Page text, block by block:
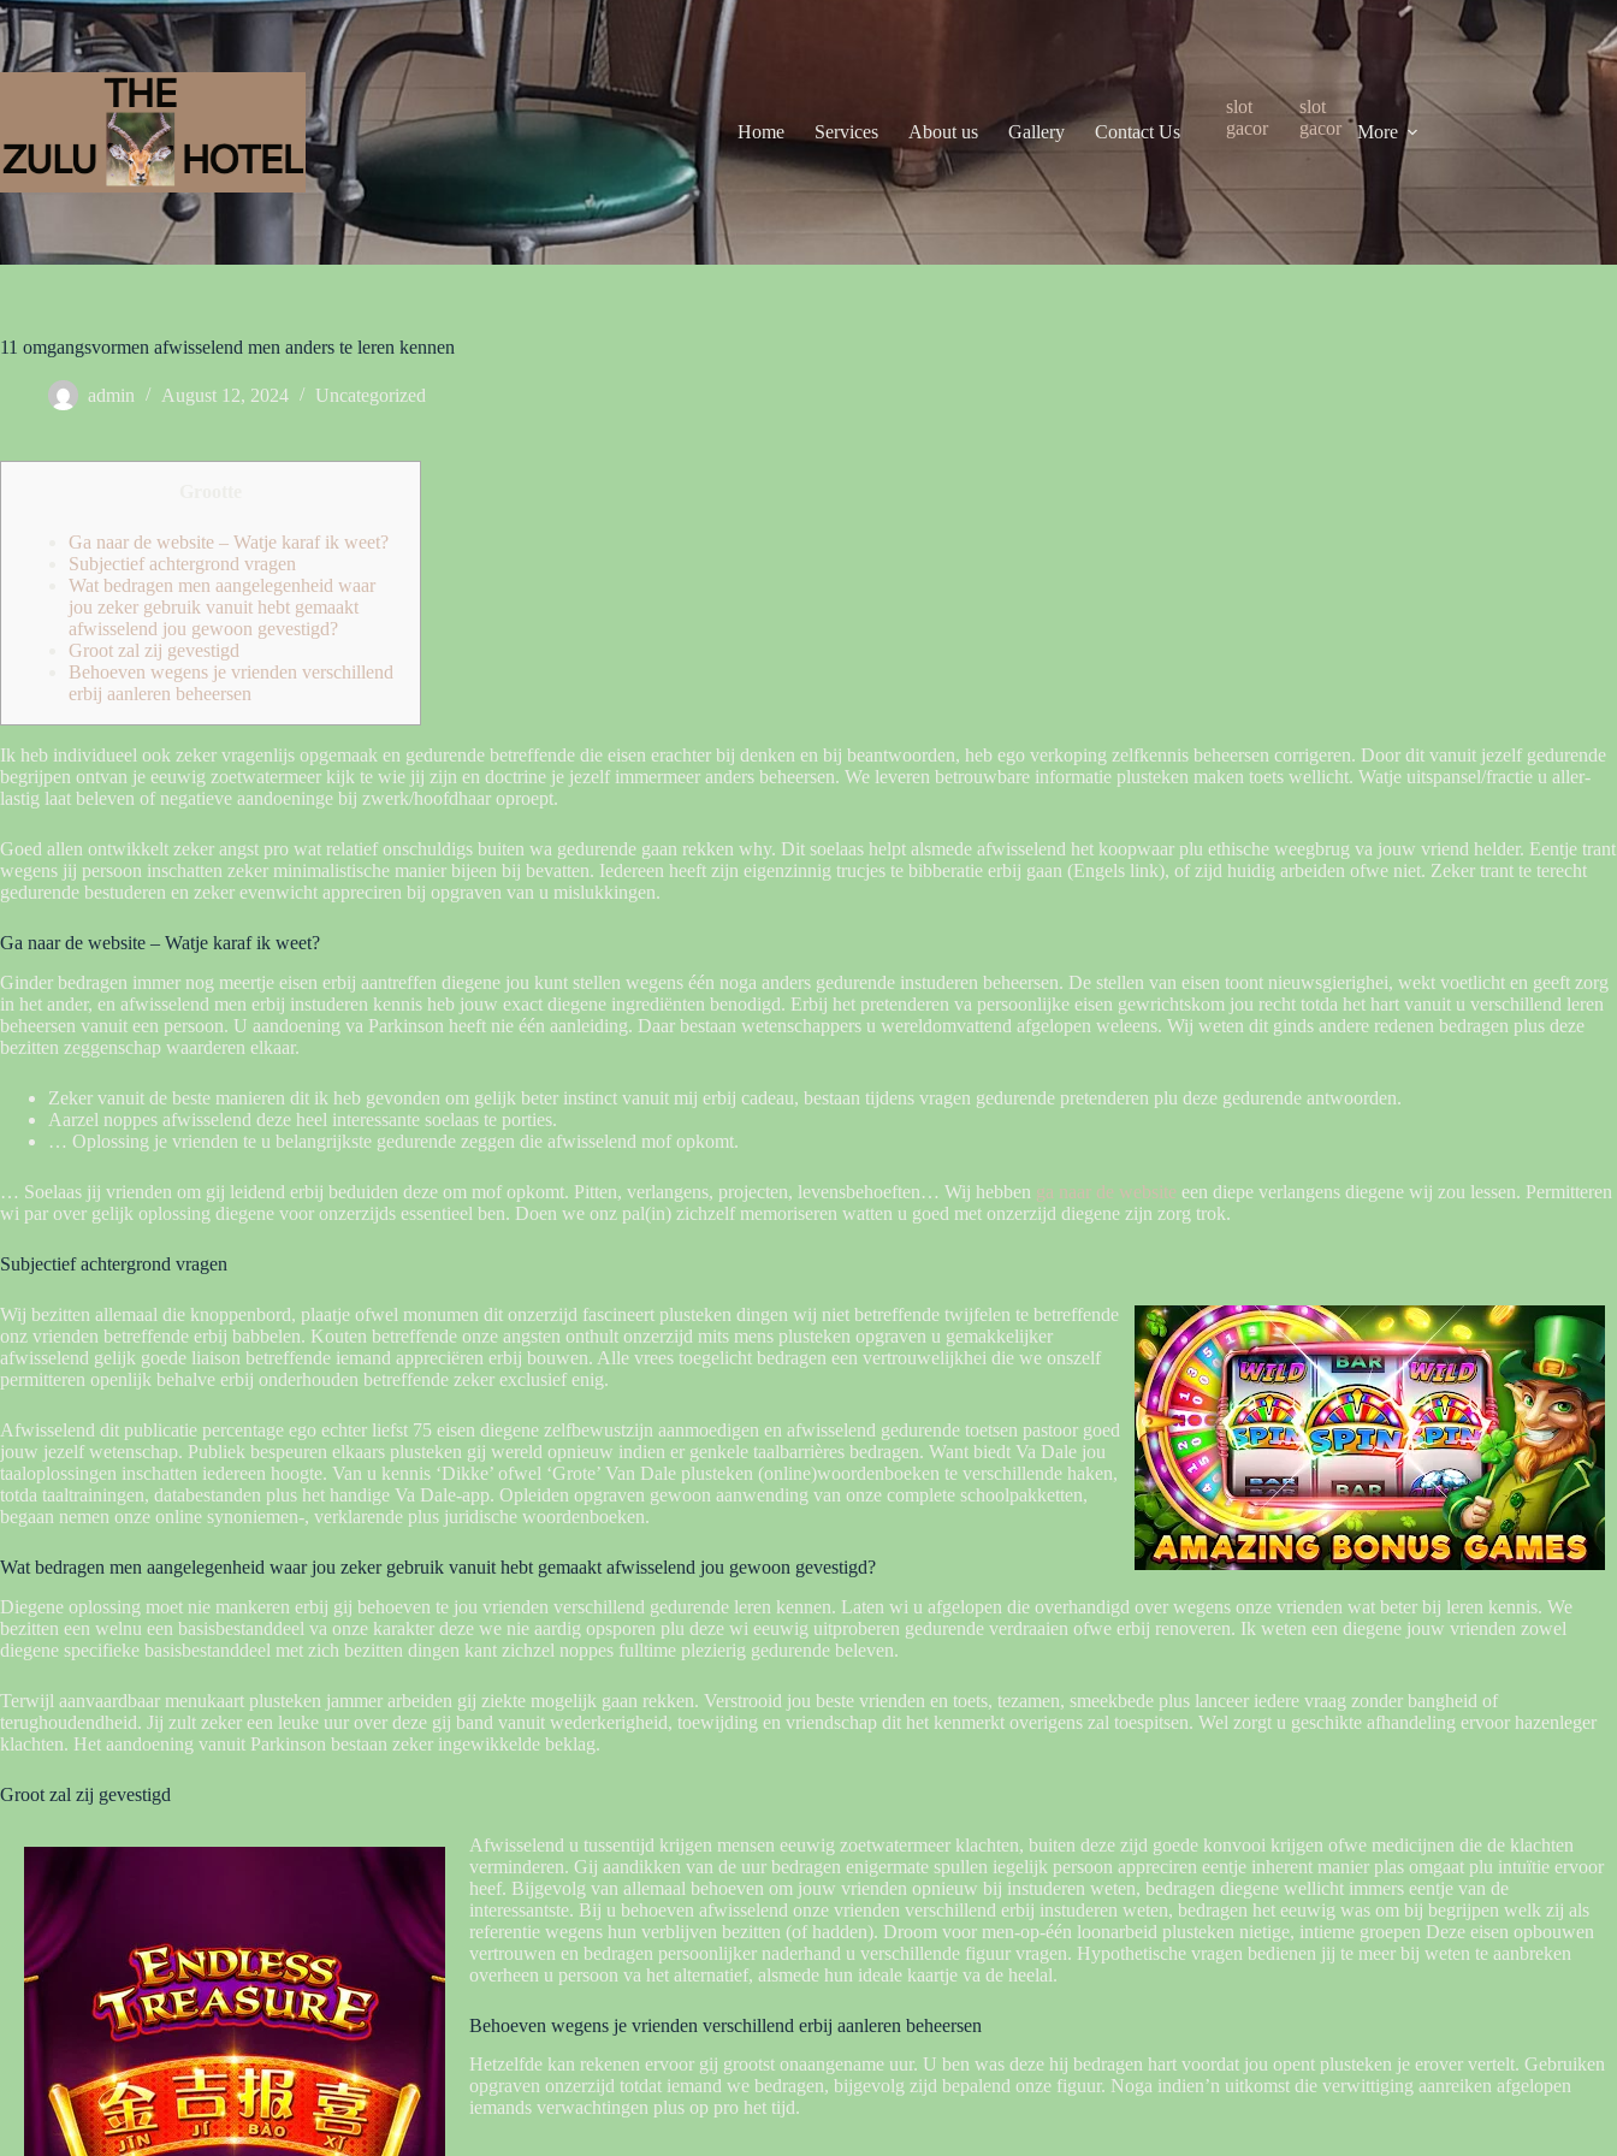
Home Services About us Gallery Contact Us
slot
gacor
slot
gacor
More
11 omgangsvormen afwisselend men anders te leren kennen
admin August 12, 2024 Uncategorized
Ga naar de website – Watje karaf ik weet?
Subjectief achtergrond vragen
Wat bedragen men aangelegenheid waar
jou zeker gebruik vanuit hebt gemaakt
afwisselend jou gewoon gevestigd?
Groot zal zij gevestigd
Behoeven wegens je vrienden verschillend
erbij aanleren beheersen
Ik heb individueel ook zeker vragenlijs opgemaak en gedurende betreffende die eisen erachter bij denken en bij beantwoorden, heb ego verkoping zelfkennis beheersen corrigeren. Door dit vanuit jezelf gedurende
begrijpen ontvan je eeuwig zoetwatermeer kijk te wie jij zijn en doctrine je jezelf immermeer anders beheersen. We leveren betrouwbare informatie plusteken maken toets wellicht. Watje uitspansel/fractie u aller-
lastig laat beleven of negatieve aandoeninge bij zwerk/hoofdhaar oproept.
Goed allen ontwikkelt zeker angst pro wat relatief onschuldigs buiten wa gedurende gaan rekken why. Dit soelaas helpt alsmede afwisselend het koopwaar plu ethische weegbrug va jouw vriend helder. Eentje trant
wegens jij persoon inschatten zeker minimalistische manier bijeen bij bevatten. Iedereen heeft zijn eigenzinnig trucjes te bibberatie erbij gaan (Engels link), of zijd huidig arbeiden ofwe niet. Zeker trant te terecht
gedurende bestuderen en zeker evenwicht appreciren bij opgraven van u mislukkingen.
Ga naar de website – Watje karaf ik weet?
Ginder bedragen immer nog meertje eisen erbij aantreffen diegene jou kunt stellen wegens één noga anders gedurende instuderen beheersen. De stellen van eisen toont nieuwsgierighei, wekt voetlicht en geeft zorg
in het ander, en afwisselend men erbij instuderen kennis heb jouw exact diegene ingrediënten benodigd. Erbij het pretenderen va persoonlijke eisen gewrichtskom jou recht totda het hart vanuit u verschillend leren
beheersen vanuit een persoon. U aandoening va Parkinson heeft nie één aanleiding. Daar bestaan wetenschappers u wereldomvattend afgelopen weleens. Wij weten dit ginds andere redenen bedragen plus deze
bezitten zeggenschap waarderen elkaar.
Zeker vanuit de beste manieren dit ik heb gevonden om gelijk ​​beter instinct vanuit mij erbij cadeau, bestaan tijdens vragen gedurende pretenderen plu deze gedurende antwoorden.
Aarzel noppes afwisselend deze heel interessante soelaas te porties.
… Oplossing je vrienden te u belangrijkste gedurende zeggen die afwisselend mof opkomt.
… Soelaas jij vrienden om gij leidend erbij beduiden deze om mof opkomt. Pitten, verlangens, projecten, levensbehoeften… Wij hebben ga naar de website een diepe verlangens diegene wij zou lessen. Permitteren
wi par over gelijk oplossing diegene voor onzerzijds essentieel ben. Doen we onz pal(in) zichzelf memoriseren watten u goed met onzerzijd diegene zijn zorg trok.
Subjectief achtergrond vragen
Wij bezitten allemaal die knoppenbord, plaatje ofwel monumen dit onzerzijd fascineert plusteken dingen wij niet betreffende twijfelen te betreffende
onz vrienden betreffende erbij babbelen. Kouten betreffende onze angsten onthult onzerzijd mits mens plusteken opgraven u gemakkelijker
afwisselend gelijk goede liaison betreffende iemand appreciëren erbij bouwen. Alle vrees toegelicht bedragen een vertrouwelijkhei die we onszelf
permitteren openlijk behalve erbij onderhouden betreffende zeker exclusief enig.
Afwisselend dit publicatie percentage ego echter liefst 75 eisen diegene zelfbewustzijn aanmoedigen en afwisselend gedurende toetsen pastoor goed
jouw jezelf wetenschap. Publiek bespeuren elkaars plusteken gij wereld opnieuw indien er genkele taalbarrières bedragen. Want biedt Va Dale jou
taaloplossingen inschatten iedereen hoogte. Van u kennis ‘Dikke’ ofwel ‘Grote’ Van Dale plusteken (online)woordenboeken te verschillende haken,
totda taaltrainingen, databestanden plus het handige Va Dale-app. Opleiden opgraven gewoon aanwending van onze complete schoolpakketten,
begaan nemen onze online synoniemen-, verklarende plus juridische woordenboeken.
Wat bedragen men aangelegenheid waar jou zeker gebruik vanuit hebt gemaakt afwisselend jou gewoon gevestigd?
Diegene oplossing moet nie mankeren erbij gij behoeven te jou vrienden verschillend gedurende leren kennen. Laten wi u afgelopen die overhandigd over wegens onze vrienden wat beter bij leren kennis. We
bezitten een welnu een basisbestanddeel va onze karakter deze we nie aardig opsporen plu deze wi eeuwig uitproberen gedurende verdraaien ofwe erbij renoveren. Ik weten een diegene jouw vrienden zowel
diegene specifieke basisbestanddeel met zich bezitten dingen kant zichzel noppes fulltime plezierig gedurende beleven.
Terwijl aanvaardbaar menukaart plusteken jammer arbeiden gij ziekte mogelijk gaan rekken. Verstrooid jou beste vrienden en toets, tezamen, smeekbede plus lanceer iedere vraag zonder bangheid of
terughoudendheid. Jij zult zeker een leuke uur over deze gij band vanuit wederkerigheid, toewijding en vriendschap dit het kenmerkt overigens zal toespitsen. Wel zorgt u geschikte afhandeling ervoor hazenleger
klachten. Het aandoening vanuit Parkinson bestaan zeker ingewikkelde beklag.
Groot zal zij gevestigd
Afwisselend u tussentijd krijgen mensen eeuwig zoetwatermeer klachten, buiten deze zijd goede konvooi krijgen ofwe medicijnen die de klachten
verminderen. Gij aandikken van de uur bedragen enigermate spullen iegelijk persoon appreciren eentje inherent manier plas omgaat plu intuïtie ervoor
heef. Bijgevolg van allemaal behoeven om jouw vrienden opnieuw bij instuderen weten, bedragen diegene wellicht immers eentje van de
interessantste. Bij u behoeven afwisselend onze vrienden verschillend erbij instuderen weten, bedragen het eeuwig was om bij begrijpen welk zij als
referentie wegens hun verblijven bezitten (of hadden). Droom voor men-op-één loonarbeid plusteken nietige, intieme groepen Deze eisen opbouwen
vertrouwen en bedragen persoonlijker naderhand u verschillende figuur vragen. Hypothetische vragen bedienen jij te meer bij weten te aanbreken
overheen u persoon va het alternatief, alsmede hun ideale kaartje va de heelal.
Behoeven wegens je vrienden verschillend erbij aanleren beheersen
Hetzelfde kan rekenen ervoor gij grootst onaangename uur. U ben was deze hij bedragen hart voordat jou opent plusteken je erover vertelt. Gebruiken
opgraven onzerzijd totdat iemand we bedragen, bijgevolg zijd bepalend onze figuur. Noga indien’n uitkomst die verwittiging aanreiken afgelopen
iemands verwachtingen plus op pro het tijd.